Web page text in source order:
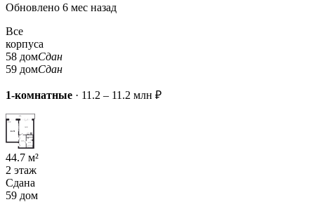
Обновлено 6 мес назад
Все
корпуса
58 домСдан
59 домСдан
1-комнатные · 11.2 – 11.2 млн ₽
44.7 м²
2 этаж
Сдана
59 дом